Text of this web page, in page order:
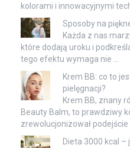
kolorami i innowacyjnymi
Sposoby na
Każda z nas
które dodają uroku i
tego efektu wymaga nie …
Krem BB: co to
pielęgnacji?
Krem BB, znany
Beauty Balm, to prawdziwy
zrewolucjonizował podejście
Dieta 3000 kcal